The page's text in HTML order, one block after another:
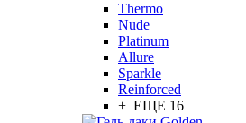
Thermo
Nude
Platinum
Allure
Sparkle
Reinforced
+ ЕЩЕ 16